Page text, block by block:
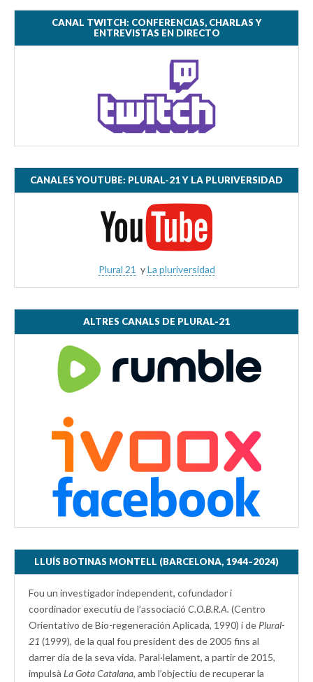
CANAL TWITCH: CONFERENCIAS, CHARLAS Y
ENTREVISTAS EN DIRECTO
CANALES YOUTUBE: PLURAL-21 Y LA PLURIVERSIDAD
Plural 21 yLa pluriversidad
ALTRES CANALS DE PLURAL-21
LLUÍS BOTINAS MONTELL (BARCELONA, 1944–2024)
Fou un investigador independent, cofundador i
coordinador executiu de l’associació C.O.B.R.A. (Centro
Orientativo de Bio-regeneración Aplicada, 1990) i de Plural-
21 (1999), de la qual fou president des de 2005 fins al
darrer dia de la seva vida. Paral·lelament, a partir de 2015,
impulsà La Gota Catalana, amb l’objectiu de recuperar la